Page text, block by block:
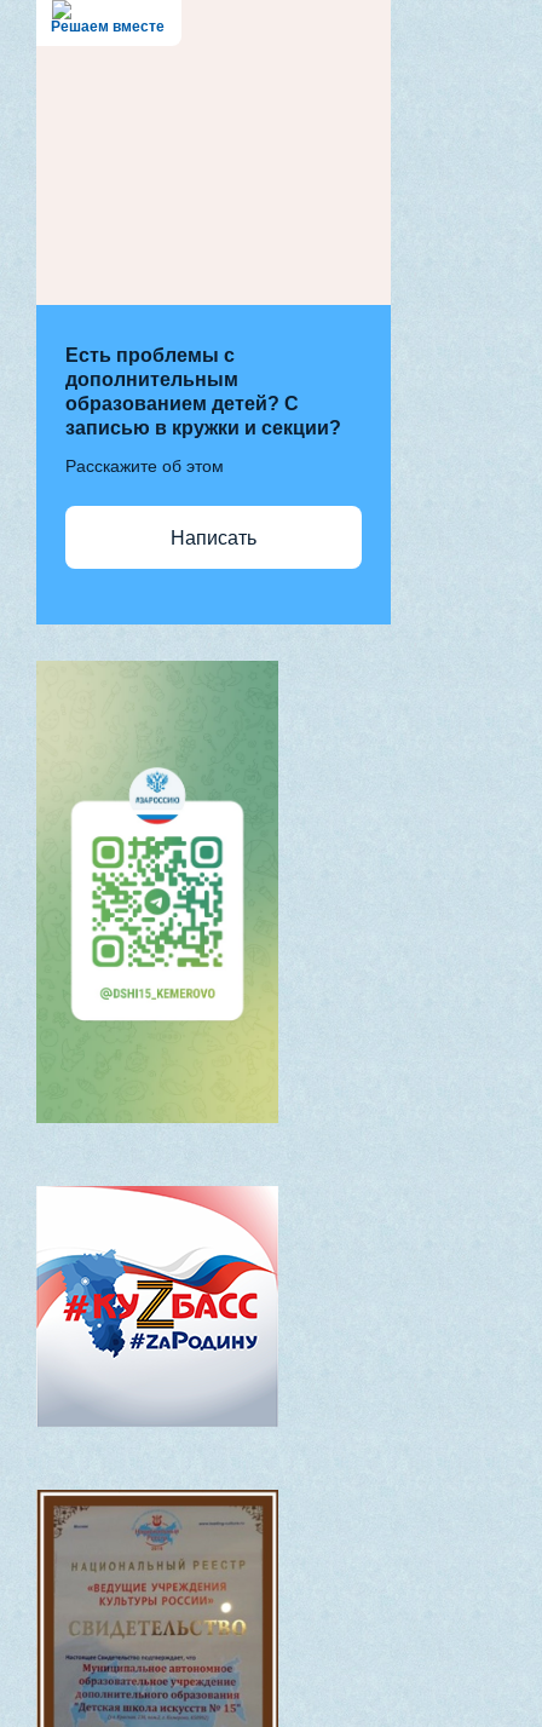
Решаем вместе
Есть проблемы с
дополнительным
образованием детей? С
записью в кружки и секции?
Расскажите об этом
Написать